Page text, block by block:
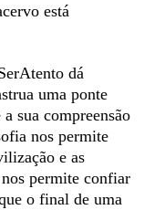
está
dá
uma ponte
sua compreensão
nos permite
e as
permite confiar
o final de uma